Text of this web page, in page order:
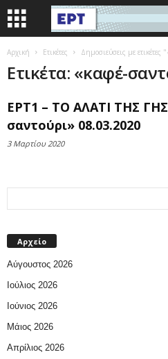
Αρχική Ετικέτες Δημοσιεύσεις με ετικέτες
Ετικέτα: «καφέ-
ΕΡΤ1 – ΤΟ ΑΛΑΤΙ ΤΗΣ
σαντούρι» 08.03.2020
3 Μαρτίου 2020
Αρχείο
Αύγουστος 2026
Ιούλιος 2026
Ιούνιος 2026
Μάιος 2026
Απρίλιος 2026